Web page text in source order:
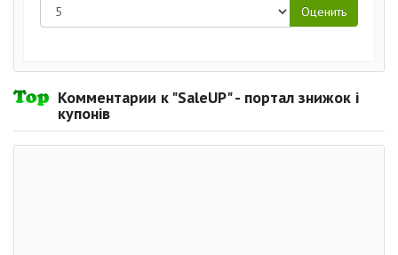
Комментарии к "SaleUP" - портал знижок і
купонів